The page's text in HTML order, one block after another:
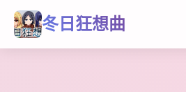
冬日狂想曲